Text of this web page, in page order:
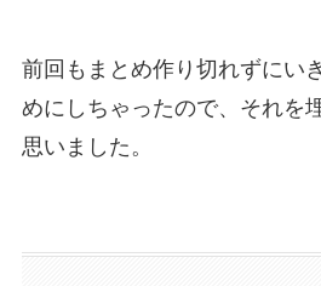
前回もまとめ作り切れずにい
めにしちゃったので、それを
思いました。